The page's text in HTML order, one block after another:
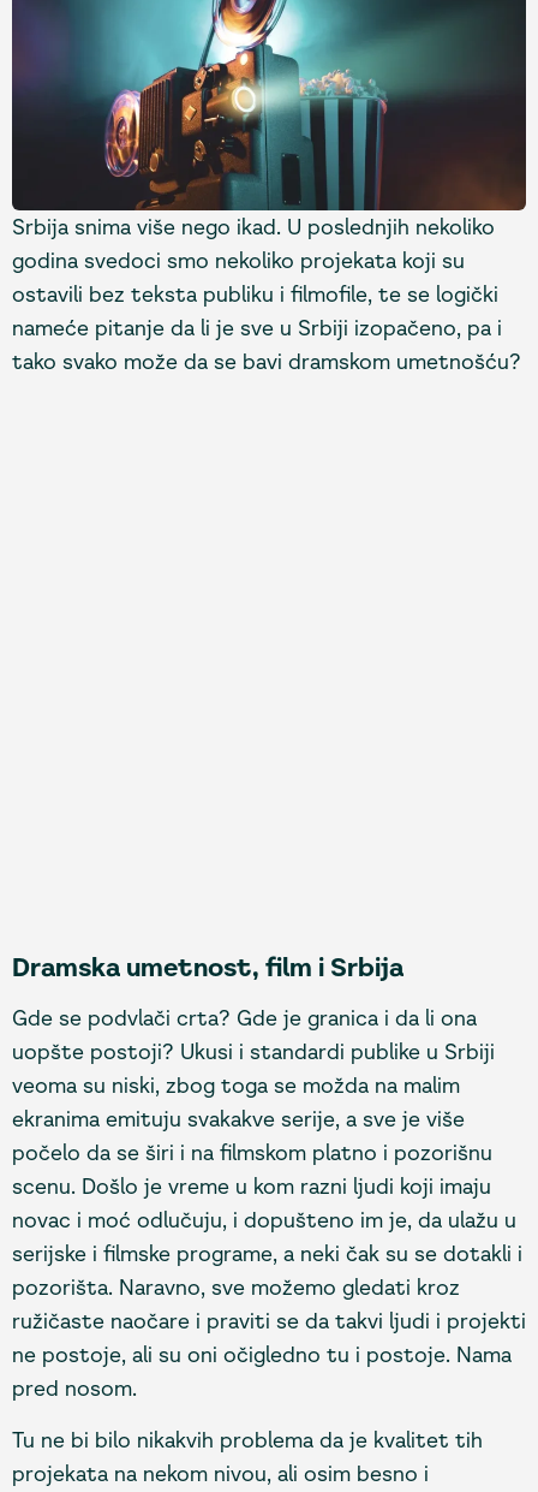
Srbija snima više nego ikad. U poslednjih nekoliko
godina svedoci smo nekoliko projekata koji su
ostavili bez teksta publiku i filmofile, te se logički
nameće pitanje da li je sve u Srbiji izopačeno, pa i
tako svako može da se bavi dramskom umetnošću?
Dramska umetnost, film i Srbija
Gde se podvlači crta? Gde je granica i da li ona
uopšte postoji? Ukusi i standardi publike u Srbiji
veoma su niski, zbog toga se možda na malim
ekranima emituju svakakve serije, a sve je više
počelo da se širi i na filmskom platno i pozorišnu
scenu. Došlo je vreme u kom razni ljudi koji imaju
novac i moć odlučuju, i dopušteno im je, da ulažu u
serijske i filmske programe, a neki čak su se dotakli i
pozorišta. Naravno, sve možemo gledati kroz
ružičaste naočare i praviti se da takvi ljudi i projekti
ne postoje, ali su oni očigledno tu i postoje. Nama
pred nosom.
Tu ne bi bilo nikakvih problema da je kvalitet tih
projekata na nekom nivou, ali osim besno i